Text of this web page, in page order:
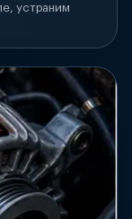
устраним